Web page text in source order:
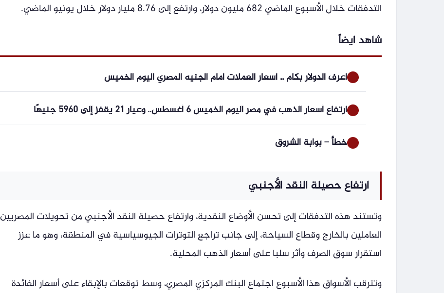
التدفقات خلال الأسبوع الماضي 682 مليون دولار، وارتفع إلى 8.76 مليار دولار خلال يونيو الماضي.
شاهد ايضاً
اعرف الدولار بكام .. أسعار العملات أمام الجنيه المصري اليوم الخميس
ارتفاع أسعار الذهب في مصر اليوم الخميس 6 أغسطس.. وعيار 21 يقفز إلى 5960 جنيهًا
خطأ – بوابة الشروق
ارتفاع حصيلة النقد الأجنبي
وتستند هذه التدفقات إلى تحسن الأوضاع النقدية، وارتفاع حصيلة النقد الأجنبي من تحويلات المصريين
العاملين بالخارج وقطاع السياحة، إلى جانب تراجع التوترات الجيوسياسية في المنطقة، وهو ما عزز
استقرار سوق الصرف وأثر سلبا على أسعار الذهب المحلية.
وتترقب الأسواق هذا الأسبوع اجتماع البنك المركزي المصري، وسط توقعات بالإبقاء على أسعار الفائدة